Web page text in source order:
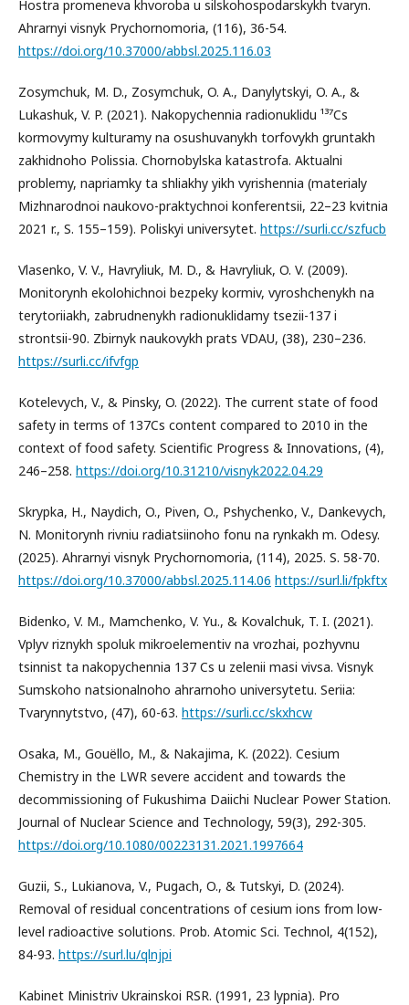
Hostra promeneva khvoroba u silskohospodarskykh tvaryn.
Ahrarnyi visnyk Prychornomoria, (116), 36-54.
https://doi.org/10.37000/abbsl.2025.116.03
Zosymchuk, M. D., Zosymchuk, O. A., Danylytskyi, O. A., &
Lukashuk, V. P. (2021). Nakopychennia radionuklidu ¹³⁷Cs
kormovymy kulturamy na osushuvanykh torfovykh gruntakh
zakhidnoho Polissia. Chornobylska katastrofa. Aktualni
problemy, napriamky ta shliakhy yikh vyrishennia (materialy
Mizhnarodnoi naukovo-praktychnoi konferentsii, 22–23 kvitnia
2021 r., S. 155–159). Poliskyi universytet. https://surli.cc/szfucb
Vlasenko, V. V., Havryliuk, M. D., & Havryliuk, O. V. (2009).
Monitorynh ekolohichnoi bezpeky kormiv, vyroshchenykh na
terytoriiakh, zabrudnenykh radionuklidamy tsezii-137 i
strontsii-90. Zbirnyk naukovykh prats VDAU, (38), 230–236.
https://surli.cc/ifvfgp
Kotelevych, V., & Pinsky, O. (2022). The current state of food
safety in terms of 137Cs content compared to 2010 in the
context of food safety. Scientific Progress & Innovations, (4),
246–258. https://doi.org/10.31210/visnyk2022.04.29
Skrypka, H., Naydich, O., Piven, O., Pshychenko, V., Dankevych,
N. Monitorynh rivniu radiatsiinoho fonu na rynkakh m. Odesy.
(2025). Ahrarnyi visnyk Prychornomoria, (114), 2025. S. 58-70.
https://doi.org/10.37000/abbsl.2025.114.06 https://surl.li/fpkftx
Bidenko, V. M., Mamchenko, V. Yu., & Kovalchuk, T. I. (2021).
Vplyv riznykh spoluk mikroelementiv na vrozhai, pozhyvnu
tsinnist ta nakopychennia 137 Cs u zelenii masi vivsa. Visnyk
Sumskoho natsionalnoho ahrarnoho universytetu. Seriia:
Tvarynnytstvo, (47), 60-63. https://surli.cc/skxhcw
Osaka, M., Gouëllo, M., & Nakajima, K. (2022). Cesium
Chemistry in the LWR severe accident and towards the
decommissioning of Fukushima Daiichi Nuclear Power Station.
Journal of Nuclear Science and Technology, 59(3), 292-305.
https://doi.org/10.1080/00223131.2021.1997664
Guzii, S., Lukianova, V., Pugach, O., & Tutskyi, D. (2024).
Removal of residual concentrations of cesium ions from low-
level radioactive solutions. Prob. Atomic Sci. Technol, 4(152),
84-93. https://surl.lu/qlnjpi
Kabinet Ministriv Ukrainskoi RSR. (1991, 23 lypnia). Pro